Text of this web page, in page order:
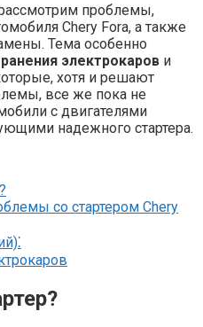
проблемы,
Chery Fora, а также
Тема особенно
электрокаров и
хотя и решают
все же пока не
с двигателями
надежного стартера.
со стартером Chery